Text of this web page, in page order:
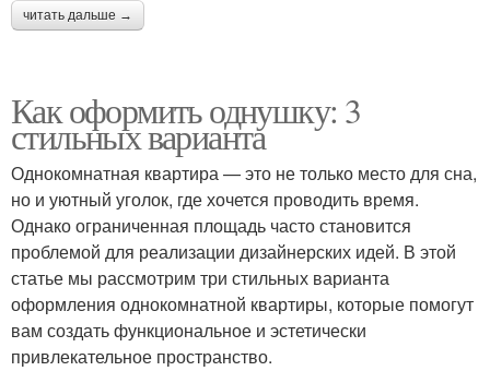
читать дальше →
Как оформить однушку: 3
стильных варианта
Однокомнатная квартира — это не только место для сна,
но и уютный уголок, где хочется проводить время.
Однако ограниченная площадь часто становится
проблемой для реализации дизайнерских идей. В этой
статье мы рассмотрим три стильных варианта
оформления однокомнатной квартиры, которые помогут
вам создать функциональное и эстетически
привлекательное пространство.